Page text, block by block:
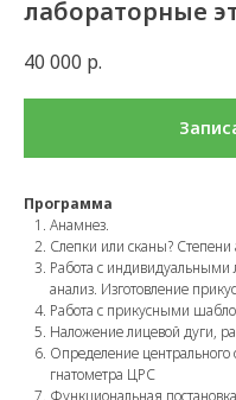
лабораторные
40 000 р.
Программа
Анамнез.
Слепки или сканы? Степени
Работа с индивидуальными
анализ. Изготовление
Работа с прикусными
Наложение лицевой дуги,
Определение
гнатометра ЦРС
Функциональная